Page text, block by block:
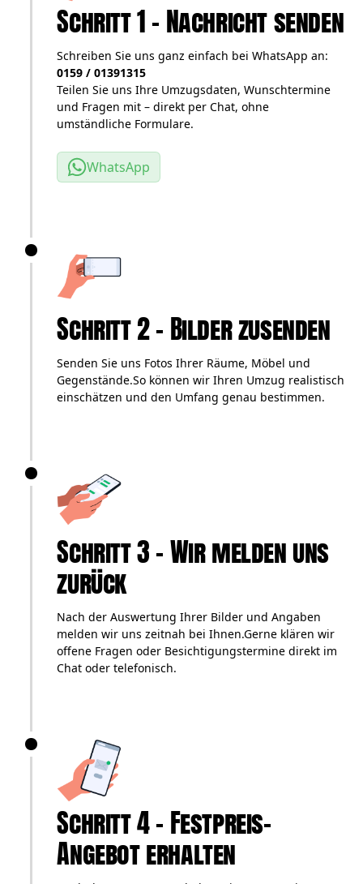
Schritt 1 – Nachricht senden
Schreiben Sie uns ganz einfach bei WhatsApp an:
0159 / 01391315
Teilen Sie uns Ihre Umzugsdaten, Wunschtermine
und Fragen mit – direkt per Chat, ohne
umständliche Formulare.
WhatsApp
Schritt 2 – Bilder zusenden
Senden Sie uns Fotos Ihrer Räume, Möbel und
Gegenstände.So können wir Ihren Umzug realistisch
einschätzen und den Umfang genau bestimmen.
Schritt 3 – Wir melden uns
zurück
Nach der Auswertung Ihrer Bilder und Angaben
melden wir uns zeitnah bei Ihnen.Gerne klären wir
offene Fragen oder Besichtigungstermine direkt im
Chat oder telefonisch.
Schritt 4 – Festpreis-
Angebot erhalten